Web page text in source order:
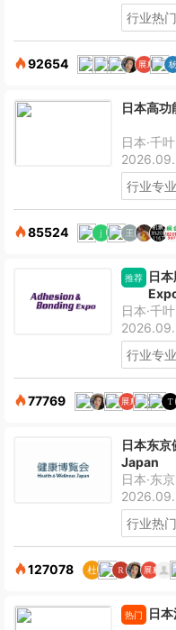
行业热
92654
日本高
日本·千叶
行业专
85524
推荐
日
日本·千叶
行业专
77769
日本东
Japan
日本·东京
行业热
127078
热门 日